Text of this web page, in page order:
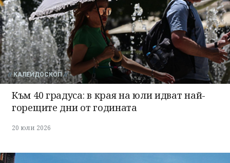
КАЛЕЙДОСКОП
Към 40 градуса: в края на юли идват най-
горещите дни от годината
20 юли 2026